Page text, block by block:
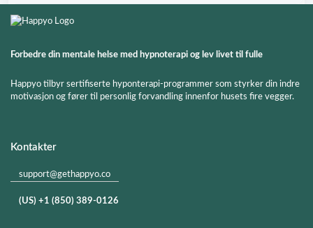
Forbedre din mentale helse med hypnoterapi og lev livet til fulle
Happyo tilbyr sertifiserte hyponterapi-programmer som styrker din indre
motivasjon og fører til personlig forvandling innenfor husets fire vegger.
Kontakter
support@gethappyo.co
(US) +1 (850) 389-0126